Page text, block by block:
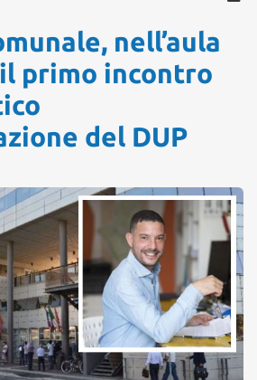
nell’aula
primo incontro
del DUP